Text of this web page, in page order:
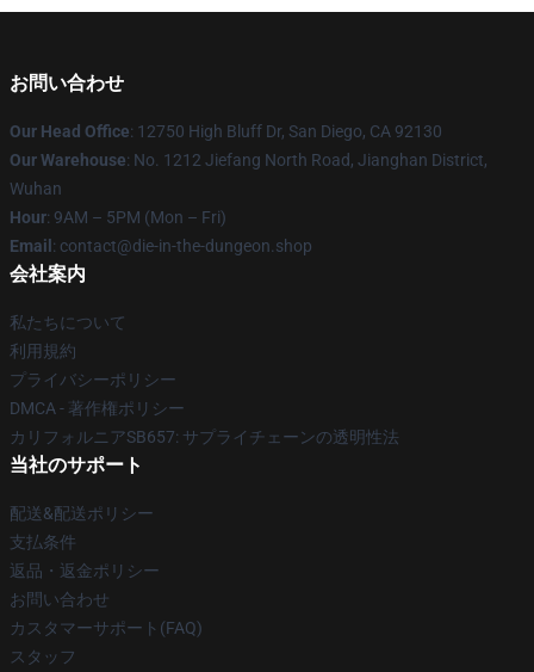
お問い合わせ
Our Head Office: 12750 High Bluff Dr, San Diego, CA 92130
Our Warehouse: No. 1212 Jiefang North Road, Jianghan District,
Wuhan
Hour: 9AM – 5PM (Mon – Fri)
Email : contact@die-in-the-dungeon.shop
会社案内
私たちについて
利用規約
プライバシーポリシー
DMCA - 著作権ポリシー
カリフォルニアSB657: サプライチェーンの透明性法
当社のサポート
配送&配送ポリシー
支払条件
返品・返金ポリシー
お問い合わせ
カスタマーサポート(FAQ)
スタッフ